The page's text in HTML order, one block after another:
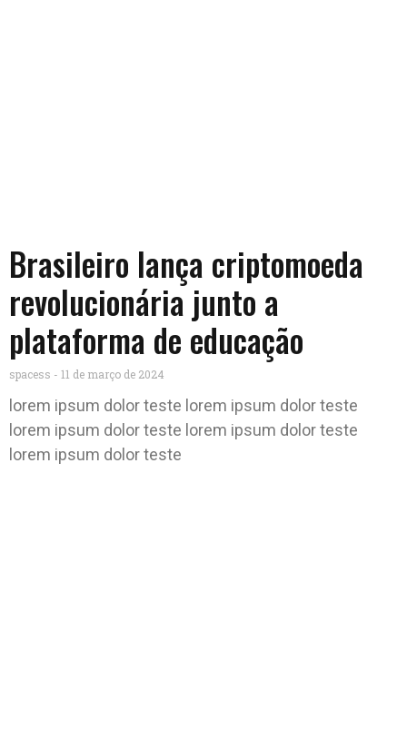
Brasileiro lança criptomoeda
revolucionária junto a
plataforma de educação
spacess 11 de março de 2024
lorem ipsum dolor teste lorem ipsum dolor teste
lorem ipsum dolor teste lorem ipsum dolor teste
lorem ipsum dolor teste